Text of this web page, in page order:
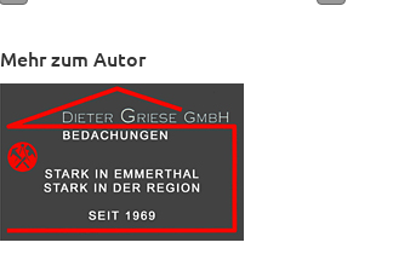
Mehr zum Autor